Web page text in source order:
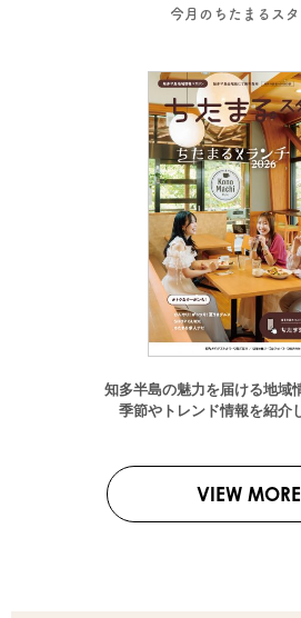
今月のちたまるス
知多半島の魅力を届ける地域
季節やトレンド情報を紹介
VIEW MORE